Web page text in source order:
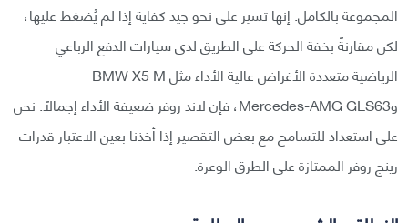
المجموعة بالكامل. إنها تسير على نحو جيد كفاية إذا لم يُضغط عليها،
لكن مقارنةً بخفة الحركة على الطريق لدى سيارات الدفع الرباعي
الرياضية متعددة الأغراض عالية الأداء مثل BMW X5 M
وMercedes-AMG GLS63، فإن لاند روفر ضعيفة الأداء إجمالًا. نحن
على استعداد للتسامح مع بعض التقصير إذا أخذنا بعين الاعتبار قدرات
رينج روفر الممتازة على الطرق الوعرة.